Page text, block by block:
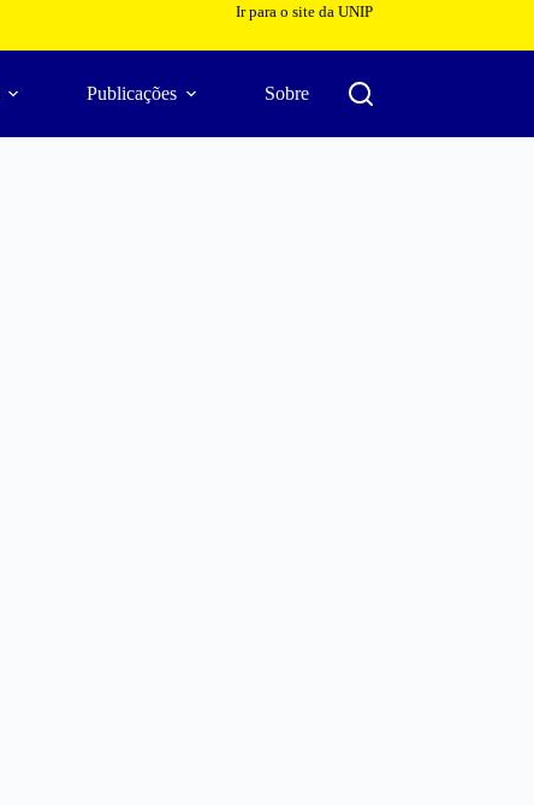
Ir para o site da UNIP
Publicações Sobre